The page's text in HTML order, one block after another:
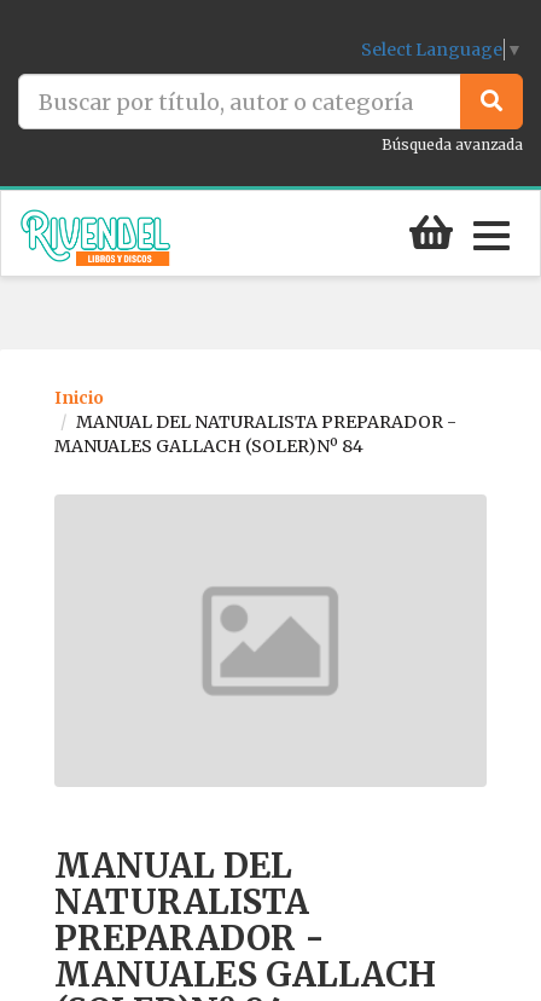
Select Language ▼
Búsqueda avanzada
Inicio
MANUAL DEL NATURALISTA PREPARADOR -
MANUALES GALLACH (SOLER)Nº 84
MANUAL DEL
NATURALISTA
PREPARADOR -
MANUALES GALLACH